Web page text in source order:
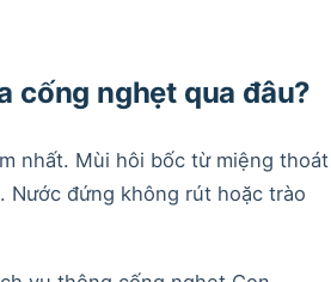
cống nghẹt qua đâu?
nhất. Mùi hôi bốc từ miệng thoát
Nước đứng không rút hoặc trào